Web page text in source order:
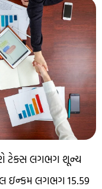
ટેક્સ લગભગ શૂન્ય
લગભગ ₹15.59